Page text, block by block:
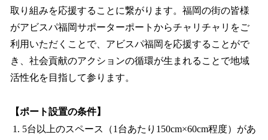
取り組みを応援することに繋がります。福岡の街の皆様
がアビスパ福岡サポーターポートからチャリチャリをご
利用いただくことで、アビスパ福岡を応援することがで
き、社会貢献のアクションの循環が生まれることで地域
活性化を目指して参ります。
【ポート設置の条件】
5台以上のスペース（1台あたり150cm×60cm程度）があ